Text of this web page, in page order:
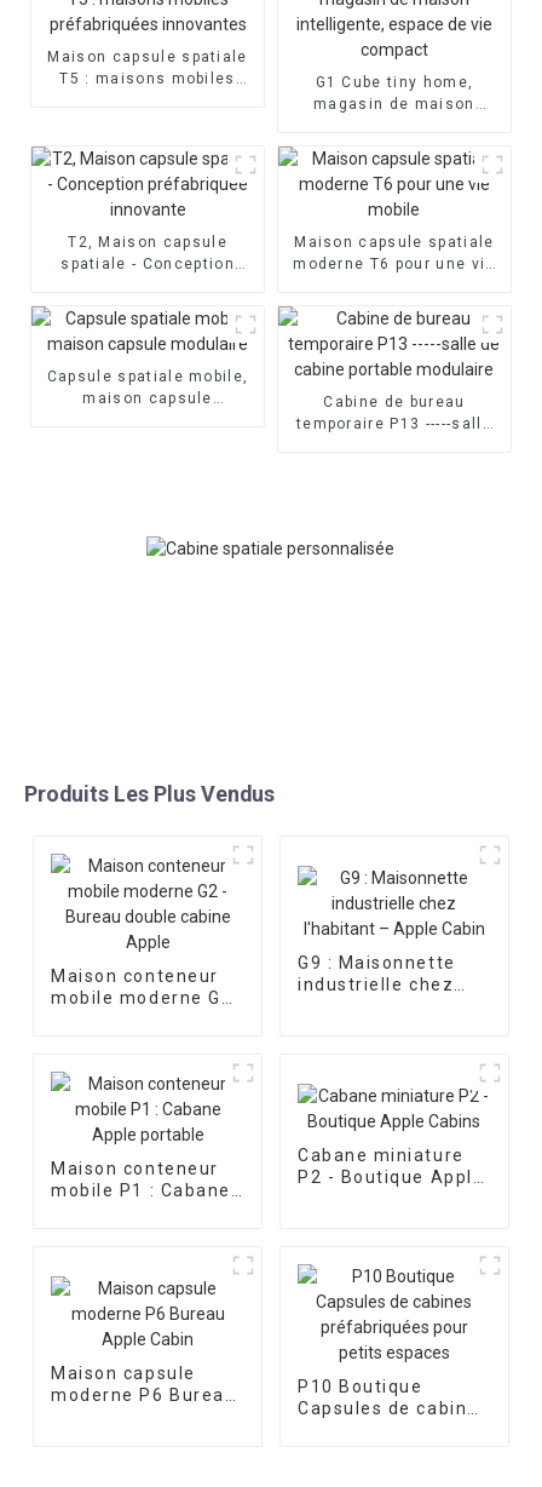
Maison capsule spatiale
T5 : maisons mobiles
G1 Cube tiny home,
magasin de maison
vie compact
T2, Maison capsule
spatiale - Conception
Maison capsule spatiale
moderne T6 pour une vie
Capsule spatiale mobile,
maison capsule
Cabine de bureau
temporaire P13 -----salle
Produits Les Plus Vendus
Maison conteneur
mobile moderne G2
G9 : Maisonnette
industrielle chez
Maison conteneur
mobile P1 : Cabane
Cabane miniature
P2 - Boutique Apple
Maison capsule
moderne P6 Bureau
P10 Boutique
Capsules de cabines